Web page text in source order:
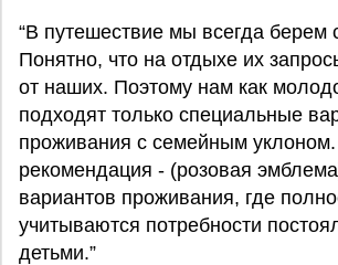
“В путешествие мы всегда берем
Понятно, что на отдыхе их
от наших. Поэтому нам как
подходят только специальные
проживания с семейным
рекомендация - (розовая
вариантов проживания, где
учитываются потребности
детьми.”